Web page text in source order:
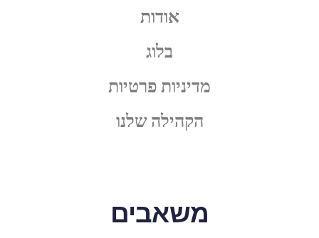
אודות
בלוג
מדיניות פרטיות
הקהילה שלנו
משאבים